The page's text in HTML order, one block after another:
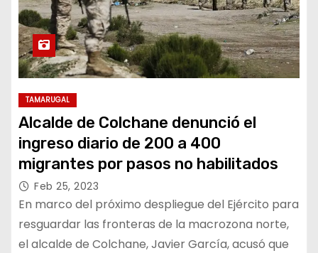
TAMARUGAL
Alcalde de Colchane denunció el
ingreso diario de 200 a 400
migrantes por pasos no habilitados
Feb 25, 2023
En marco del próximo despliegue del Ejército para
resguardar las fronteras de la macrozona norte,
el alcalde de Colchane, Javier García, acusó que